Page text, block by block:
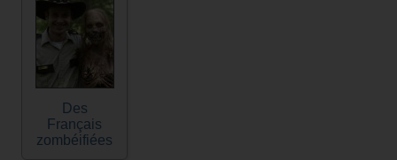
Des
Français
zombéifiées